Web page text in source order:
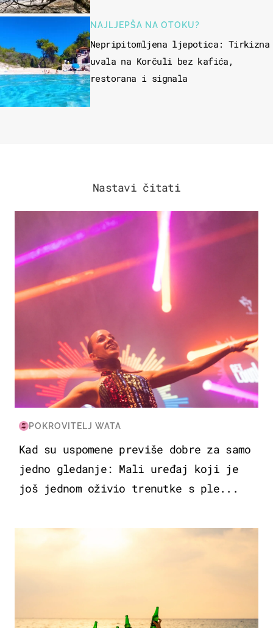
NAJLJEPŠA NA OTOKU?
Nepripitomljena ljepotica: Tirkizna
uvala na Korčuli bez kafića,
restorana i signala
Nastavi čitati
KULTURA & ZABAVA
POKROVITELJ WATA
Kad su uspomene previše dobre za samo
jedno gledanje: Mali uređaj koji je
još jednom oživio trenutke s ple...